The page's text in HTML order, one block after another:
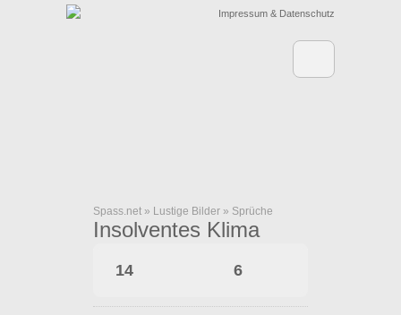
Impressum & Datenschutz
Spass.net » Lustige Bilder » Sprüche
Insolventes Klima
14 6